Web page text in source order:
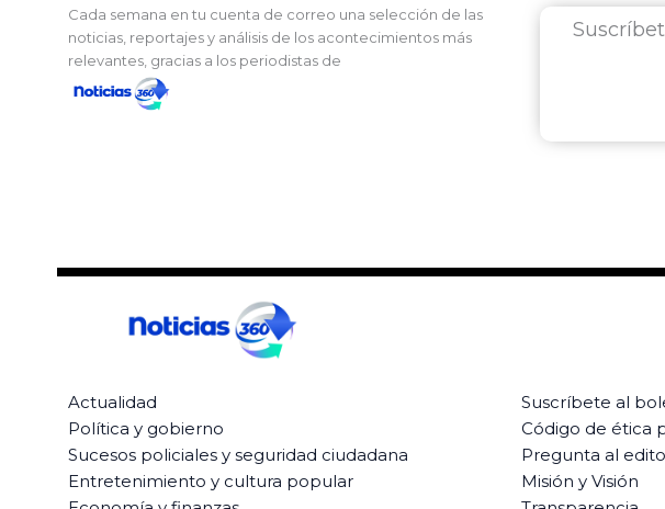
Cada semana en tu cuenta de correo una selección de las
noticias, reportajes y análisis de los acontecimientos más
relevantes, gracias a los periodistas de
Actualidad
Política y gobierno
Sucesos policiales y seguridad ciudadana
Entretenimiento y cultura popular
Suscríbete al
Código de ética
Pregunta al
Misión y Visión